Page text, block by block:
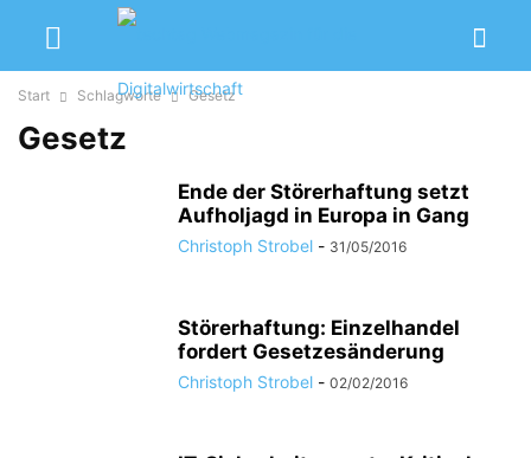
Start Schlagworte Gesetz
Gesetz
Ende der Störerhaftung setzt
Aufholjagd in Europa in Gang
Christoph Strobel - 31/05/2016
Störerhaftung: Einzelhandel
fordert Gesetzesänderung
Christoph Strobel - 02/02/2016